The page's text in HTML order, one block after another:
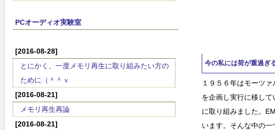
PCオーディオ実験室
[2016-08-28]
とにかく、一度メモリ再生に取り組みたい方の
ために（＾＾ｖ
[2016-08-21]
メモリ再生再論
[2016-08-21]
今の私には荷が重過ぎ
１９５６年はモーツ
を企画し実行に移し
に取り組みました。
います。そんな中の一